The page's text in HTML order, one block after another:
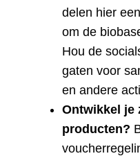
delen hier
om de
Hou de
gaten voor
en andere
Ontwikkel je
producten?